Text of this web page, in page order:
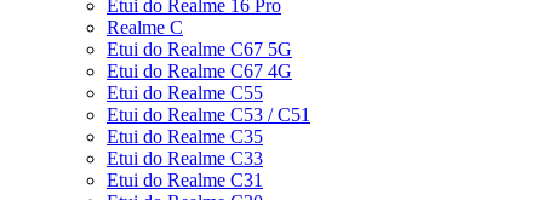
Etui do Realme 16 Pro
Realme C
Etui do Realme C67 5G
Etui do Realme C67 4G
Etui do Realme C55
Etui do Realme C53 / C51
Etui do Realme C35
Etui do Realme C33
Etui do Realme C31